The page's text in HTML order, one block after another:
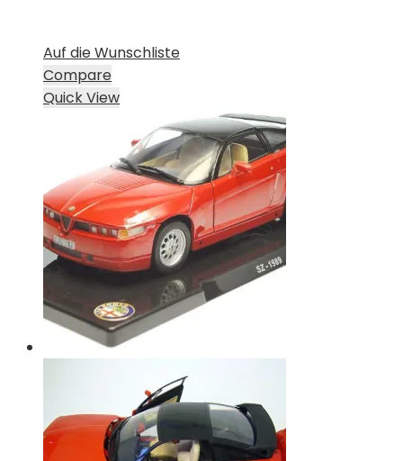
Auf die Wunschliste
Compare
Quick View